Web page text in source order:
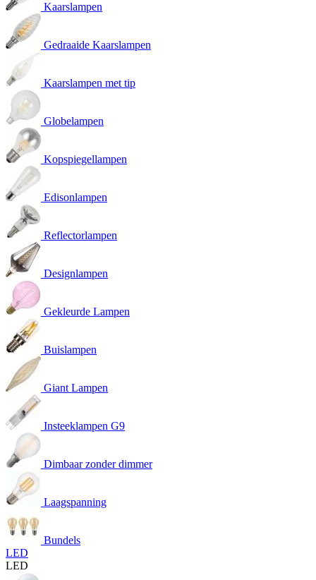
Kaarslampen
Gedraaide Kaarslampen
Kaarslampen met tip
Globelampen
Kopspiegellampen
Edisonlampen
Reflectorlampen
Designlampen
Gekleurde Lampen
Buislampen
Giant Lampen
Insteeklampen G9
Dimbaar zonder dimmer
Laagspanning
Bundels
LED
LED